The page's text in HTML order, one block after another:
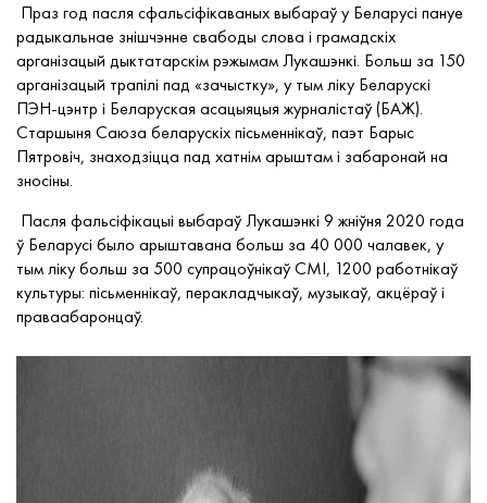
Праз год пасля сфальсіфікаваных выбараў у Беларусі пануе
радыкальнае знішчэннесвабоды слова і грамадскіх
арганізацый дыктатарскім рэжымам Лукашэнкі. Больш за 150
арганізацый трапілі пад «зачыстку», у тым ліку Беларускі
ПЭН-цэнтр і Беларуская асацыяцыя журналістаў (БАЖ).
Старшыня Саюза беларускіх пісьменнікаў, паэт Барыс
Пятровіч, знаходзіцца пад хатнім арыштам і забаронай на
зносіны.
Пасля фальсіфікацыі выбараў Лукашэнкі 9 жніўня 2020 года
ў Беларусі было арыштавана больш за 40 000 чалавек, у
тым ліку больш за 500 супрацоўнікаўСМІ, 1200 работнікаў
культуры: пісьменнікаў, перакладчыкаў, музыкаў, акцёраў і
праваабаронцаў.